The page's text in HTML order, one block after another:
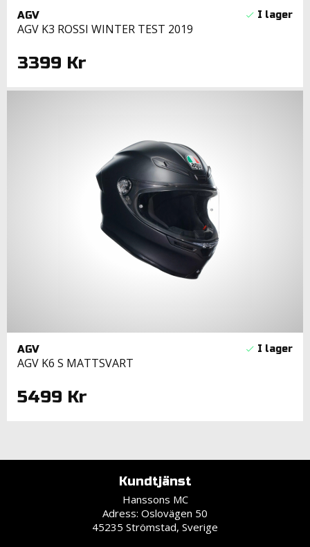
AGV
AGV K3 ROSSI WINTER TEST 2019
3399 Kr
AGV
AGV K6 S MATTSVART
5499 Kr
Kundtjänst
Hanssons MC
Adress: Oslovägen 50
45235 Strömstad, Sverige